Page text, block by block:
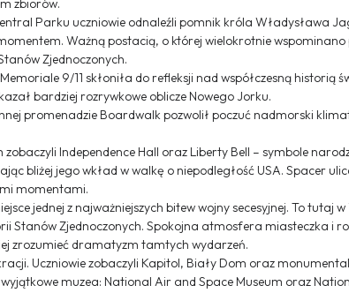
Parku uczniowie odnaleźli pomnik króla Władysława
Ważną postacią, o której wielokrotnie
Zjednoczonych.
9/11 skłoniła do refleksji nad współczesną historią
bardziej rozrywkowe oblicze Nowego Jorku.
promenadzie Boardwalk pozwolił poczuć nadmorski
Independence Hall oraz Liberty Bell – symbole
bliżej jego wkład w walkę o niepodległość USA. Spacer
momentami.
jednej z najważniejszych bitew wojny secesyjnej. To tutaj
Stanów Zjednoczonych. Spokojna atmosfera miasteczka i
zrozumieć dramatyzm tamtych wydarzeń.
Uczniowie zobaczyli Kapitol, Biały Dom oraz
muzea: National Air and Space Museum oraz